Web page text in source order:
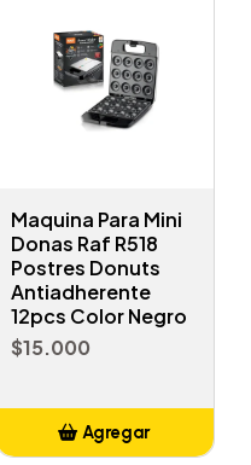
Maquina Para Mini
Donas Raf R518
Postres Donuts
Antiadherente
12pcs Color Negro
$15.000
Agregar